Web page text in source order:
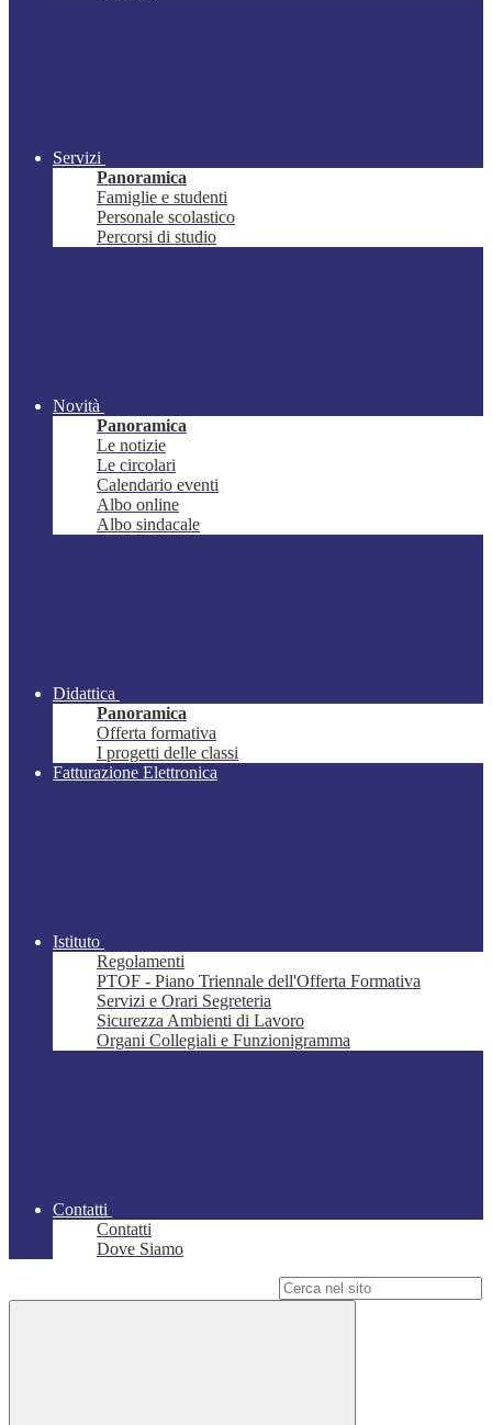
Servizi
Panoramica
Famiglie e studenti
Personale scolastico
Percorsi di studio
Novità
Panoramica
Le notizie
Le circolari
Calendario eventi
Albo online
Albo sindacale
Didattica
Panoramica
Offerta formativa
I progetti delle classi
Fatturazione Elettronica
Istituto
Regolamenti
PTOF - Piano Triennale dell'Offerta Formativa
Servizi e Orari Segreteria
Sicurezza Ambienti di Lavoro
Organi Collegiali e Funzionigramma
Contatti
Contatti
Dove Siamo